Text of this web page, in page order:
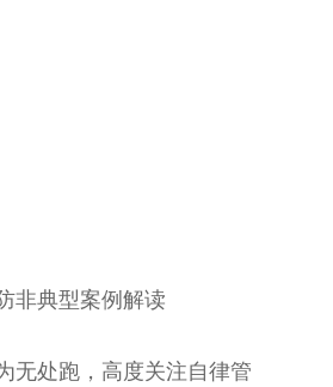
非典型案例解读
无处跑，高度关注自律管